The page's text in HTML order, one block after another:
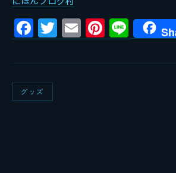
Facebook
Twitter
EmailLine
グッズ